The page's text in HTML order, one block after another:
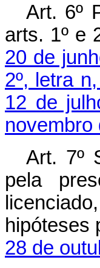
Art. 6º
arts. 1º e
20 de
2º, letra
12 de
novembro
Art. 7º
pela
hipóteses
28 de